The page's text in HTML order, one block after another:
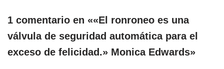
1 comentario en ««El ronroneo es una
válvula de seguridad automática para el
exceso de felicidad.» Monica Edwards»